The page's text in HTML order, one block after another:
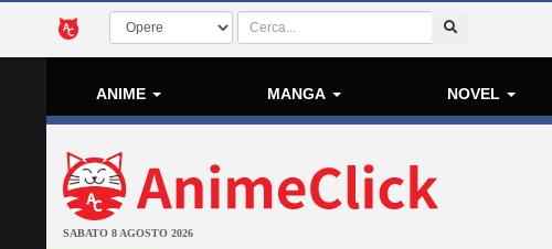
ANIME MANGA NOVEL
SABATO 8 AGOSTO 2026